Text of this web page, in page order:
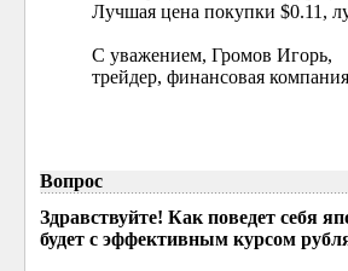
Лучшая цена покупки $0.11,
С уважением, Громов Игорь,
трейдер, финансовая
Вопрос
Здравствуйте! Как поведет себя
будет с эффективным курсом